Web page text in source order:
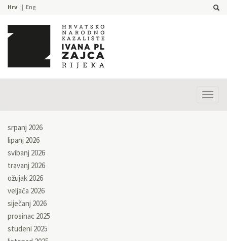
Hrv Eng
srpanj 2026
lipanj 2026
svibanj 2026
travanj 2026
ožujak 2026
veljača 2026
siječanj 2026
prosinac 2025
studeni 2025